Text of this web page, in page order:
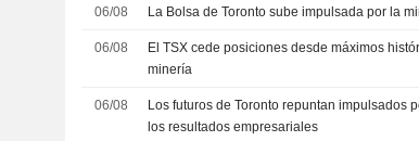
06/08 La Bolsa de Toronto sube impulsada por la
06/08
El TSX cede posiciones desde máximos
minería
06/08
Los futuros de Toronto repuntan impulsados
los resultados empresariales